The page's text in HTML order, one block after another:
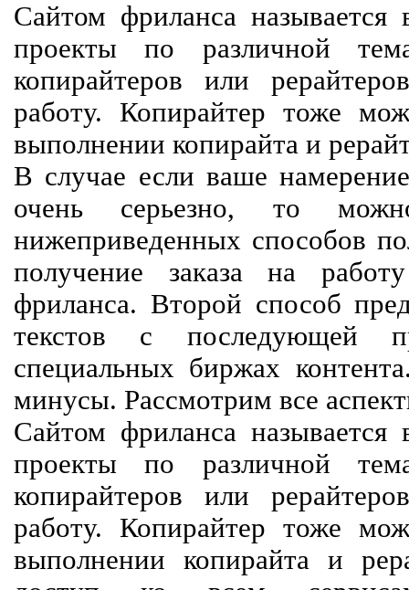
Сайтом фриланса называется
проекты по различной
копирайтеров или
работу. Копирайтер тоже
выполнении копирайта и
В случае если ваше
очень серьезно, то
нижеприведенных способов
получение заказа на
фриланса. Второй способ
текстов с последующей
специальных биржах
минусы. Рассмотрим все
Сайтом фриланса называется
проекты по различной
копирайтеров или
работу. Копирайтер тоже
выполнении копирайта и